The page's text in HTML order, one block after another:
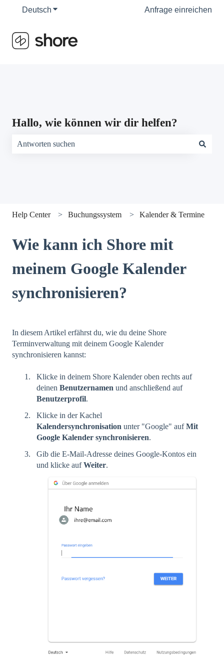
Deutsch Untermenü für Übersetzungen anzeigen
Anfrage einreichen
Hallo, wie können wir dir helfen?
Help Center Buchungssystem Kalender & Termine
Wie kann ich Shore mit
meinem Google Kalender
synchronisieren?
In diesem Artikel erfährst du, wie du deine Shore
Terminverwaltung mit deinem Google Kalender
synchronisieren kannst:
Klicke in deinem Shore Kalender oben rechts auf
deinen Benutzernamen und anschließend auf
Benutzerprofil.
Klicke in der Kachel
Kalendersynchronisation unter "Google" aufMit
Google Kalender synchronisieren.
Gib die E-Mail-Adresse deines Google-Kontos ein
und klicke aufWeiter.